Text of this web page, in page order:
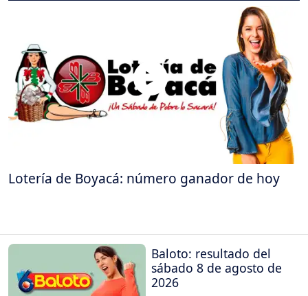
Lotería de Boyacá: número ganador de hoy
Baloto: resultado del
sábado 8 de agosto de
2026